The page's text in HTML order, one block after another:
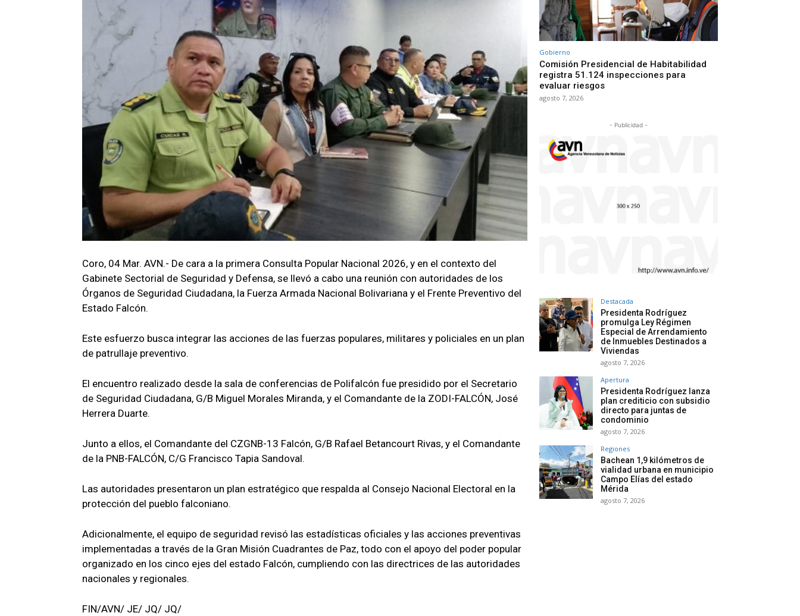
Coro, 04 Mar. AVN.- De cara a la primera Consulta Popular Nacional 2026, y en el contexto del
Gabinete Sectorial de Seguridad y Defensa, se llevó a cabo una reunión con autoridades de los
Órganos de Seguridad Ciudadana, la Fuerza Armada Nacional Bolivariana y el Frente Preventivo del
Estado Falcón.
Este esfuerzo busca integrar las acciones de las fuerzas populares, militares y policiales en un plan
de patrullaje preventivo.
El encuentro realizado desde la sala de conferencias de Polifalcón fue presidido por el Secretario
de Seguridad Ciudadana, G/B Miguel Morales Miranda, y el Comandante de la ZODI-FALCÓN, José
Herrera Duarte.
Junto a ellos, el Comandante del CZGNB-13 Falcón, G/B Rafael Betancourt Rivas, y el Comandante
de la PNB-FALCÓN, C/G Francisco Tapia Sandoval.
Las autoridades presentaron un plan estratégico que respalda al Consejo Nacional Electoral en la
protección del pueblo falconiano.
Adicionalmente, el equipo de seguridad revisó las estadísticas oficiales y las acciones preventivas
implementadas a través de la Gran Misión Cuadrantes de Paz, todo con el apoyo del poder popular
organizado en los cinco ejes del estado Falcón, cumpliendo con las directrices de las autoridades
nacionales y regionales.
FIN/AVN/ JE/ JQ/ JQ/
Gobierno
Comisión Presidencial de Habitabilidad
registra 51.124 inspecciones para
evaluar riesgos
agosto 7, 2026
- Publicidad -
Destacada
Presidenta Rodríguez
promulga Ley Régimen
Especial de Arrendamiento
de Inmuebles Destinados a
Viviendas
agosto 7, 2026
Apertura
Presidenta Rodríguez lanza
plan crediticio con subsidio
directo para juntas de
condominio
agosto 7, 2026
Regiones
Bachean 1,9 kilómetros de
vialidad urbana en municipio
Campo Elías del estado
Mérida
agosto 7, 2026